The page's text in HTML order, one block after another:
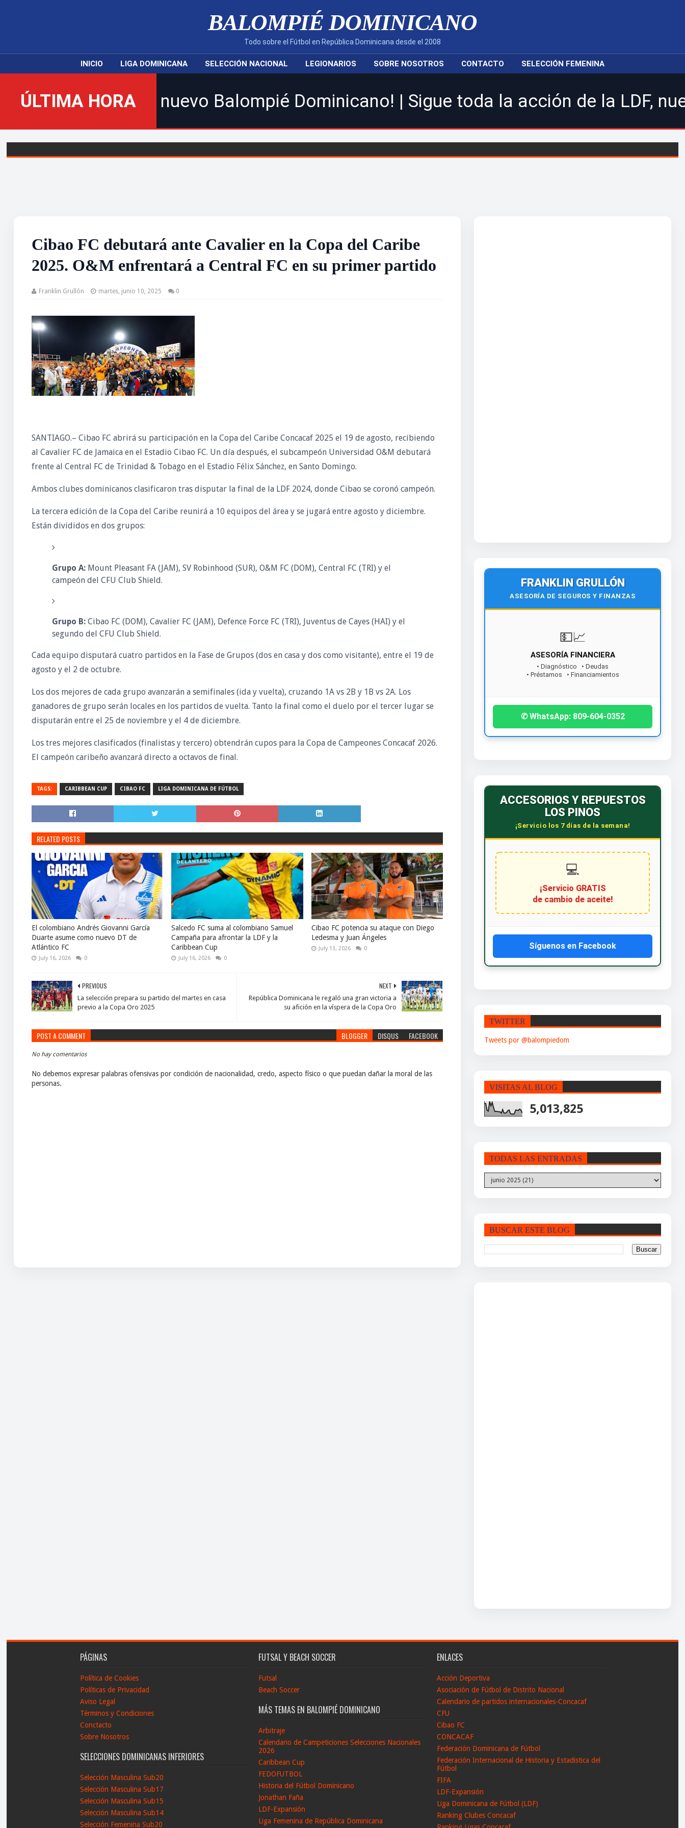
BALOMPIÉ DOMINICANO
Todo sobre el Fútbol en República Dominicana desde el 2008
INICIO LIGA DOMINICANA SELECCIÓN NACIONAL LEGIONARIOS SOBRE NOSOTROS CONTACTO SELECCIÓN FEMENINA
ÚLTIMA HORA
al nuevo Balompié Dominicano! | Sigue toda la acción de la LDF, nuestras
Cibao FC debutará ante Cavalier en la Copa del Caribe
2025. O&M enfrentará a Central FC en su primer partido
Franklin Grullón martes, junio 10, 2025 0
SANTIAGO.– Cibao FC abrirá su participación en la Copa del Caribe Concacaf 2025 el 19 de agosto, recibiendo
al Cavalier FC de Jamaica en el Estadio Cibao FC. Un día después, el subcampeón Universidad O&M debutará
frente al Central FC de Trinidad & Tobago en el Estadio Félix Sánchez, en Santo Domingo.
Ambos clubes dominicanos clasificaron tras disputar la final de la LDF 2024, donde Cibao se coronó campeón.
La tercera edición de la Copa del Caribe reunirá a 10 equipos del área y se jugará entre agosto y diciembre.
Están divididos en dos grupos:
Grupo A:Mount Pleasant FA (JAM), SV Robinhood (SUR), O&M FC (DOM), Central FC (TRI) y el
campeón del CFU Club Shield.
Grupo B:Cibao FC (DOM), Cavalier FC (JAM), Defence Force FC (TRI), Juventus de Cayes (HAI) y el
segundo del CFU Club Shield.
Cada equipo disputará cuatro partidos en la Fase de Grupos (dos en casa y dos como visitante), entre el 19 de
agosto y el 2 de octubre.
Los dos mejores de cada grupo avanzarán a semifinales (ida y vuelta), cruzando 1A vs 2B y 1B vs 2A. Los
ganadores de grupo serán locales en los partidos de vuelta. Tanto la final como el duelo por el tercer lugar se
disputarán entre el 25 de noviembre y el 4 de diciembre.
Los tres mejores clasificados (finalistas y tercero) obtendrán cupos para la Copa de Campeones Concacaf 2026.
El campeón caribeño avanzará directo a octavos de final.
TAGS: CARIBBEAN CUP CIBAO FC LIGA DOMINICANA DE FÚTBOL
RELATED POSTS
El colombiano Andrés Giovanni García
Duarte asume como nuevo DT de
Atlántico FC
July 16, 2026 0
Salcedo FC suma al colombiano Samuel
Campaña para afrontar la LDF y la
Caribbean Cup
July 16, 2026 0
Cibao FC potencia su ataque con Diego
Ledesma y Juan Ángeles
July 13, 2026 0
NEXT
República Dominicana le regaló una gran victoria a
su afición en la víspera de la Copa Oro
PREVIOUS
La selección prepara su partido del martes en casa
previo a la Copa Oro 2025
POST A COMMENT BLOGGER DISQUS FACEBOOK
No hay comentarios
No debemos expresar palabras ofensivas por condición de nacionalidad, credo, aspecto físico o que puedan dañar la moral de las
personas.
FRANKLIN GRULLÓN
ASESORÍA DE SEGUROS Y FINANZAS
💵📈
ASESORÍA FINANCIERA
• Diagnóstico • Deudas
• Préstamos • Financiamientos
¡Contáctanos hoy!
✆ WhatsApp: 809-604-0352
ACCESORIOS Y REPUESTOS
LOS PINOS
¡Servicio los 7 días de la semana!
💻
¡Servicio GRATIS
de cambio de aceite!
Síguenos en Facebook
TWITTER
Tweets por @balompiedom
VISITAS AL BLOG
5,013,825
TODAS LAS ENTRADAS
BUSCAR ESTE BLOG
PÁGINAS
Política de Cookies
Políticas de Privacidad
Aviso Legal
Términos y Condiciones
Conctacto
Sobre Nosotros
SELECCIONES DOMINICANAS INFERIORES
Selección Masculina Sub20
Selección Masculina Sub17
Selección Masculina Sub15
Selección Masculina Sub14
Selección Femenina Sub20
FUTSAL Y BEACH SOCCER
Futsal
Beach Soccer
MÁS TEMAS EN BALOMPIÉ DOMINICANO
Arbitraje
Calendario de Campeticiones Selecciones Nacionales
2026
Caribbean Cup
FEDOFUTBOL
Historia del Fútbol Dominicano
Jonathan Faña
LDF-Expansión
Liga Femenina de República Dominicana
ENLACES
Acción Deportiva
Asociación de Fútbol de Distrito Nacional
Calendario de partidos internacionales-Concacaf
CFU
Cibao FC
CONCACAF
Federación Dominicana de Fútbol
Federación Internacional de Historia y Estadistica del
Fútbol
FIFA
LDF-Expansión
Liga Dominicana de Fútbol (LDF)
Ranking Clubes Concacaf